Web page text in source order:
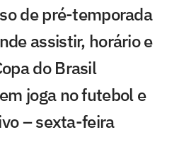
de pré-temporada
assistir, horário e
do Brasil
joga no futebol e
– sexta-feira